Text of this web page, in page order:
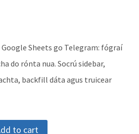
Sheets go Telegram: fógraí
do rónta nua. Socrú sidebar,
backfill dáta agus truicear
to cart